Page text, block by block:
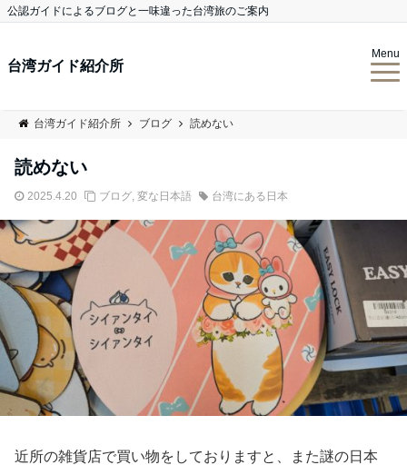
公認ガイドによるブログと一味違った台湾旅のご案内
台湾ガイド紹介所
Menu
台湾ガイド紹介所 ブログ 読めない
読めない
2025.4.20 ブログ, 変な日本語 台湾にある日本
近所の雑貨店で買い物をしておりますと、また謎の日本